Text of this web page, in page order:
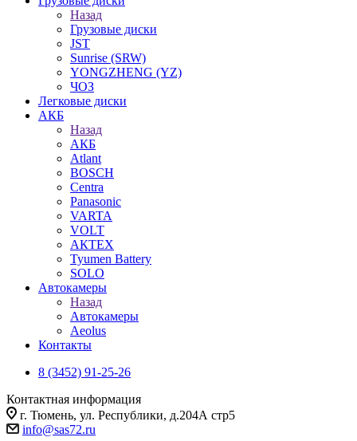
Назад
Грузовые диски
JST
Sunrise (SRW)
YONGZHENG (YZ)
ЧОЗ
Легковые диски
АКБ
Назад
АКБ
Atlant
BOSCH
Centra
Panasonic
VARTA
VOLT
АКТЕХ
Tyumen Battery
SOLO
Автокамеры
Назад
Автокамеры
Aeolus
Контакты
8 (3452) 91-25-26
Контактная информация
г. Тюмень, ул. Республики, д.204А стр5
info@sas72.ru